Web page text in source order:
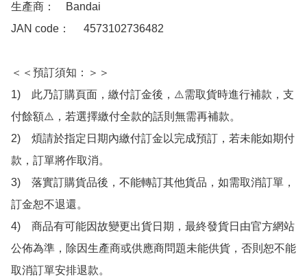
生產商：　Bandai
JAN code：　 4573102736482
＜＜預訂須知：＞＞
1)　此乃訂購頁面，繳付訂金後，⚠️需取貨時進行補款，支
付餘額⚠️，若選擇繳付全款的話則無需再補款。
2)　煩請於指定日期內繳付訂金以完成預訂，若未能如期付
款，訂單將作取消。
3)　落實訂購貨品後，不能轉訂其他貨品，如需取消訂單，
訂金恕不退還。
4)　商品有可能因故變更出貨日期，最終發貨日由官方網站
公佈為準，除因生產商或供應商問題未能供貨，否則恕不能
取消訂單安排退款。